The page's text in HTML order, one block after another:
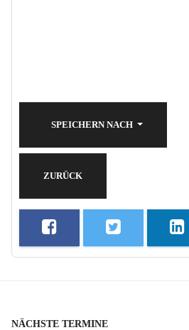
SPEICHERN NACH
ZURÜCK
NÄCHSTE TERMINE